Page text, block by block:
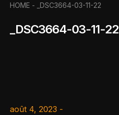
HOME - _DSC3664-03-11-22
_DSC3664-03-11-22
août 4, 2023 -